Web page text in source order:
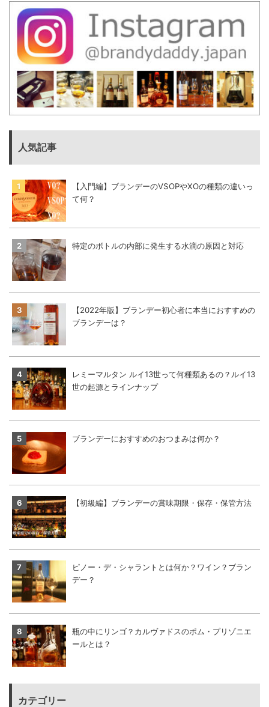
人気記事
【入門編】ブランデーのVSOPやXOの種類の違いっ
て何？
特定のボトルの内部に発生する水滴の原因と対応
【2022年版】ブランデー初心者に本当におすすめの
ブランデーは？
レミーマルタン ルイ13世って何種類あるの？ルイ13
世の起源とラインナップ
ブランデーにおすすめのおつまみは何か？
【初級編】ブランデーの賞味期限・保存・保管方法
ピノー・デ・シャラントとは何か？ワイン？ブラン
デー？
瓶の中にリンゴ？カルヴァドスのポム・プリゾニエ
ールとは？
カテゴリー